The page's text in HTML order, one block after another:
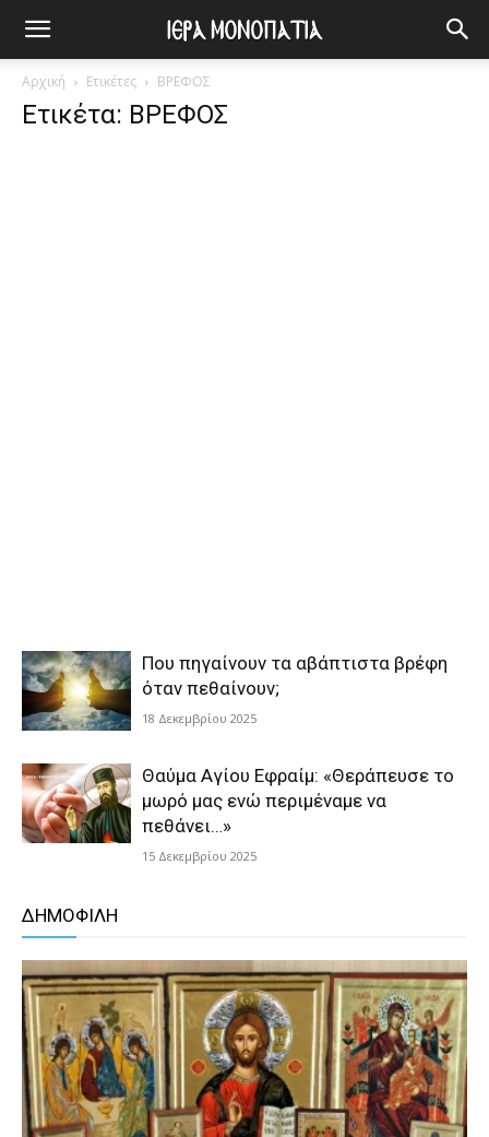
Αρχική Ετικέτες ΒΡΕΦΟΣ
Ετικέτα: ΒΡΕΦΟΣ
Που πηγαίνουν τα αβάπτιστα βρέφη
όταν πεθαίνουν;
18 Δεκεμβρίου 2025
Θαύμα Αγίου Εφραίμ: «Θεράπευσε το
μωρό μας ενώ περιμέναμε να
πεθάνει…»
15 Δεκεμβρίου 2025
ΔΗΜΟΦΙΛΗ